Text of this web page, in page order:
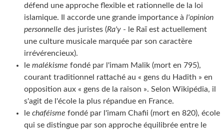
défend une approche flexible et rationnelle de la loi
islamique. Il accorde une grande importance à l'opinion
personnelle des juristes (Ra'y - le Raï est actuellement
une culture musicale marquée par son caractère
irrévérencieux).
le malékisme fondé par l'imam Malik (mort en 795),
courant traditionnel rattaché au « gens du Hadith » en
opposition aux « gens de la raison ». Selon Wikipédia, il
s'agit de l'école la plus répandue en France.
le chaféisme fondé par l'imam Chafii (mort en 820), école
qui se distingue par son approche équilibrée entre le